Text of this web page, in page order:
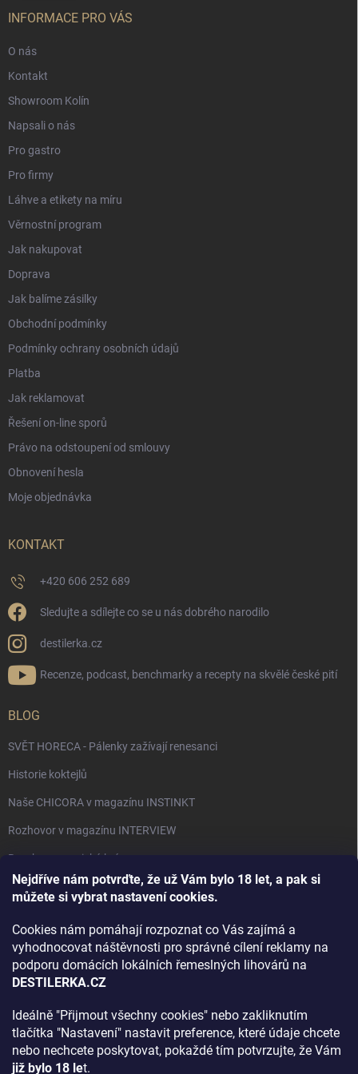
Nejdříve nám potvrďte, že už Vám bylo 18 let, a pak si
můžete si vybrat nastavení cookies.
Cookies nám pomáhají rozpoznat co Vás zajímá a
vyhodnocovat náštěvnosti pro správné cílení reklamy na
podporu domácích lokálních řemeslných lihovárů na
DESTILERKA.CZ
Ideálně "Přijmout všechny cookies" nebo zakliknutím
tlačítka "Nastavení" nastavit preference, které údaje chcete
nebo nechcete poskytovat, pokaždé tím potvrzujte, že Vám
již bylo 18 let.
INFORMACE PRO VÁS
O nás
Kontakt
Showroom Kolín
Napsali o nás
Pro gastro
Pro firmy
Láhve a etikety na míru
Věrnostní program
Jak nakupovat
Doprava
Jak balíme zásilky
Obchodní podmínky
Podmínky ochrany osobních údajů
Platba
Jak reklamovat
Řešení on-line sporů
Právo na odstoupení od smlouvy
Obnovení hesla
Moje objednávka
KONTAKT
+420 606 252 689
Sledujte a sdílejte co se u nás dobrého narodilo
destilerka.cz
Recenze, podcast, benchmarky a recepty na skvělé české pití
BLOG
SVĚT HORECA - Pálenky zažívají renesanci
Historie koktejlů
Naše CHICORA v magazínu INSTINKT
Rozhovor v magazínu INTERVIEW
Bourbon, americká krása.
Napsali v TÝDNU o naší práci
Rozhovor s DESTILERKA.CZ v magazínu DRINKING-CAT
Jak vybrat dárek na Vánoce
Archiv